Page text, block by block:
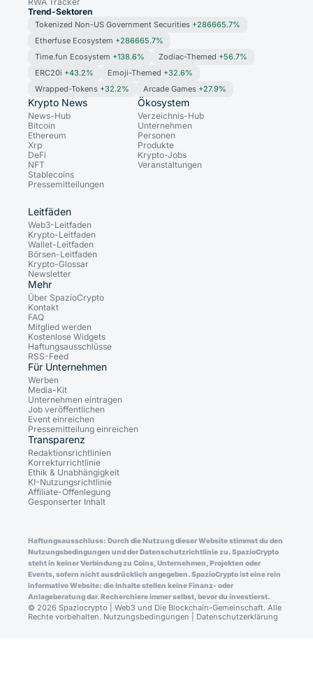
Trend-Sektoren
Tokenized Non-US Government Securities +286665.7%
Etherfuse Ecosystem +286665.7%
Time.fun Ecosystem +138.6% Zodiac-Themed +56.7%
ERC20i +43.2% Emoji-Themed +32.6%
Wrapped-Tokens +32.2% Arcade Games +27.9%
Krypto News
News-Hub
Bitcoin
Ethereum
Xrp
DeFi
NFT
Stablecoins
Pressemitteilungen
Ökosystem
Verzeichnis-Hub
Unternehmen
Personen
Produkte
Krypto-Jobs
Veranstaltungen
Leitfäden
Web3-Leitfaden
Krypto-Leitfaden
Wallet-Leitfaden
Börsen-Leitfaden
Krypto-Glossar
Newsletter
Mehr
Über SpazioCrypto
Kontakt
FAQ
Mitglied werden
Kostenlose Widgets
Haftungsausschlüsse
RSS-Feed
Für Unternehmen
Werben
Media-Kit
Unternehmen eintragen
Job veröffentlichen
Event einreichen
Pressemitteilung einreichen
Transparenz
Redaktionsrichtlinien
Korrekturrichtlinie
Ethik & Unabhängigkeit
KI-Nutzungsrichtlinie
Affiliate-Offenlegung
Gesponserter Inhalt
Haftungsausschluss: Durch die Nutzung dieser Website stimmst du den
Nutzungsbedingungen und der Datenschutzrichtlinie zu. SpazioCrypto
steht in keiner Verbindung zu Coins, Unternehmen, Projekten oder
Events, sofern nicht ausdrücklich angegeben. SpazioCrypto ist eine rein
informative Website: die Inhalte stellen keine Finanz- oder
Anlageberatung dar. Recherchiere immer selbst, bevor du investierst.
© 2026 Spaziocrypto | Web3 und Die Blockchain-Gemeinschaft. Alle
Rechte vorbehalten. Nutzungsbedingungen Datenschutzerklärung